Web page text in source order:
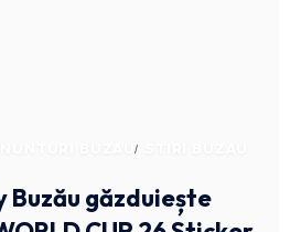
BUZAU
Buzău găzduiește